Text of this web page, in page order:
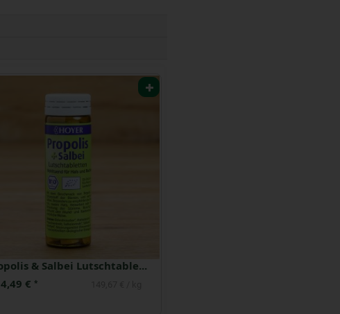
Propolis & Salbei Lutschtabletten
4,49 € *